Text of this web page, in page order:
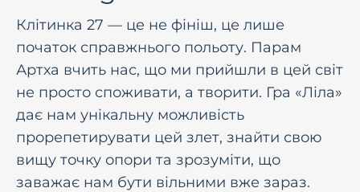
Клітинка 27 — це не фініш, це лише
початок справжнього польоту. Парам
Артха вчить нас, що ми прийшли в цей світ
не просто споживати, а творити. Гра «Ліла»
дає нам унікальну можливість
прорепетирувати цей злет, знайти свою
вищу точку опори та зрозуміти, що
заважає нам бути вільними вже зараз.